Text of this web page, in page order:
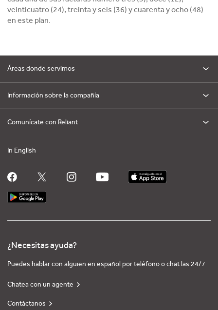
veinticuatro (24), treinta y seis (36) y cuarenta y ocho (48)
en este plan.
Áreas donde servimos
Información sobre la compañía
Comunícate con Reliant
In English
¿Necesitas ayuda?
Puedes hablar con alguien en español por teléfono o chat las 24/7
Chatea con un agente
Contáctanos